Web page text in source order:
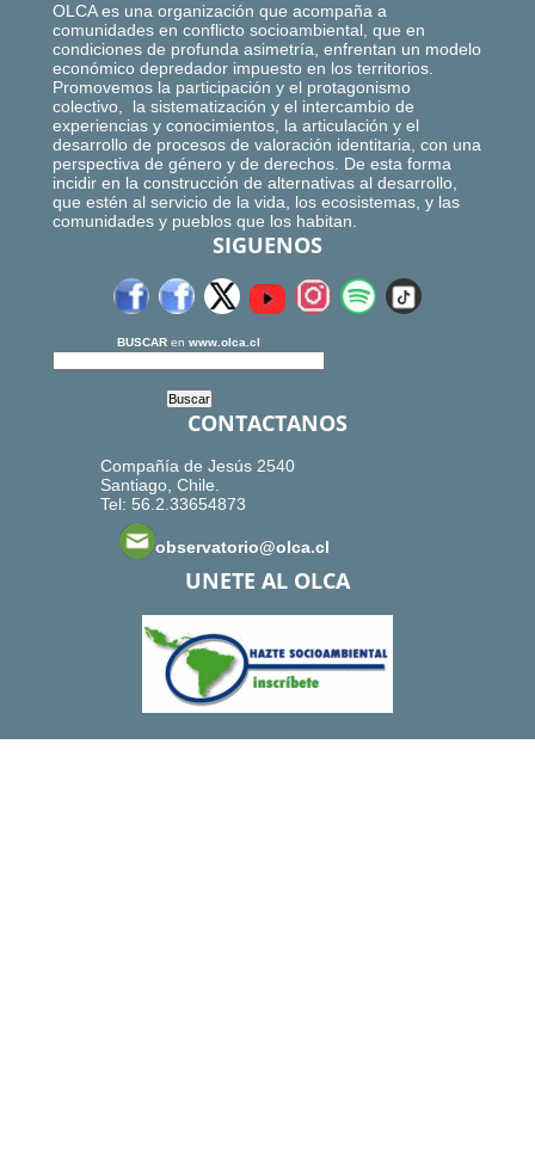
OLCA es una organización que acompaña a
comunidades en conflicto socioambiental, que en
condiciones de profunda asimetría, enfrentan un modelo
económico depredador impuesto en los territorios.
Promovemos la participación y el protagonismo
colectivo, la sistematización y el intercambio de
experiencias y conocimientos, la articulación y el
desarrollo de procesos de valoración identitaria, con una
perspectiva de género y de derechos. De esta forma
incidir en la construcción de alternativas al desarrollo,
que estén al servicio de la vida, los ecosistemas, y las
comunidades y pueblos que los habitan.
SIGUENOS
BUSCAR en www.olca.cl
CONTACTANOS
Compañía de Jesús 2540
Santiago, Chile.
Tel: 56.2.33654873
observatorio@olca.cl
UNETE AL OLCA